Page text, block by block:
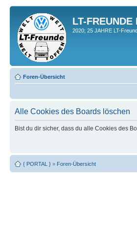
LT-FREUNDE
2020; 25 JAHRE LT-
Foren-Übersicht
Alle Cookies des Boards löschen
Bist du dir sicher, dass du alle Cookies des
{ PORTAL } » Foren-Übersicht